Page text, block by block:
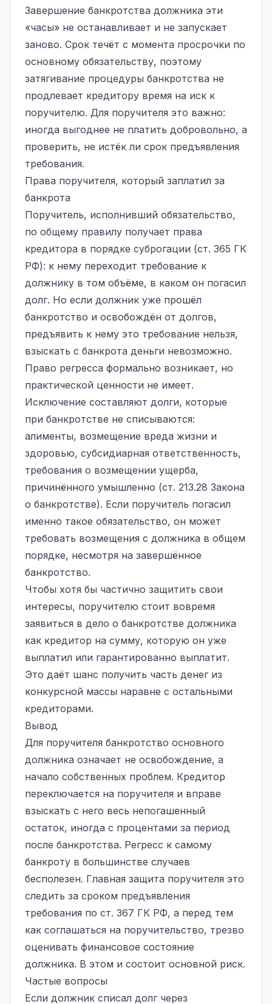
Завершение банкротства должника эти
«часы» не останавливает и не запускает
заново. Срок течёт с момента просрочки по
основному обязательству, поэтому
затягивание процедуры банкротства не
продлевает кредитору время на иск к
поручителю. Для поручителя это важно:
иногда выгоднее не платить добровольно, а
проверить, не истёк ли срок предъявления
требования.
Права поручителя, который заплатил за
банкрота
Поручитель, исполнивший обязательство,
по общему правилу получает права
кредитора в порядке суброгации (ст. 365 ГК
РФ): к нему переходит требование к
должнику в том объёме, в каком он погасил
долг. Но если должник уже прошёл
банкротство и освобождён от долгов,
предъявить к нему это требование нельзя,
взыскать с банкрота деньги невозможно.
Право регресса формально возникает, но
практической ценности не имеет.
Исключение составляют долги, которые
при банкротстве не списываются:
алименты, возмещение вреда жизни и
здоровью, субсидиарная ответственность,
требования о возмещении ущерба,
причинённого умышленно (ст. 213.28 Закона
о банкротстве). Если поручитель погасил
именно такое обязательство, он может
требовать возмещения с должника в общем
порядке, несмотря на завершённое
банкротство.
Чтобы хотя бы частично защитить свои
интересы, поручителю стоит вовремя
заявиться в дело о банкротстве должника
как кредитор на сумму, которую он уже
выплатил или гарантированно выплатит.
Это даёт шанс получить часть денег из
конкурсной массы наравне с остальными
кредиторами.
Вывод
Для поручителя банкротство основного
должника означает не освобождение, а
начало собственных проблем. Кредитор
переключается на поручителя и вправе
взыскать с него весь непогашенный
остаток, иногда с процентами за период
после банкротства. Регресс к самому
банкроту в большинстве случаев
бесполезен. Главная защита поручителя это
следить за сроком предъявления
требования по ст. 367 ГК РФ, а перед тем
как соглашаться на поручительство, трезво
оценивать финансовое состояние
должника. В этом и состоит основной риск.
Частые вопросы
Если должник списал долг через